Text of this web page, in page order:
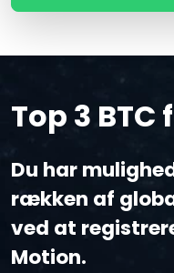
Top 3
Du har
rækken af
ved at
Motion.